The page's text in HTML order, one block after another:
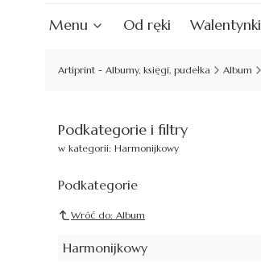
Menu Od ręki Walentynki
Artiprint - Albumy, księgi, pudełka Album
Podkategorie i filtry
w kategorii: Harmonijkowy
Podkategorie
Wróć do: Album
Harmonijkowy